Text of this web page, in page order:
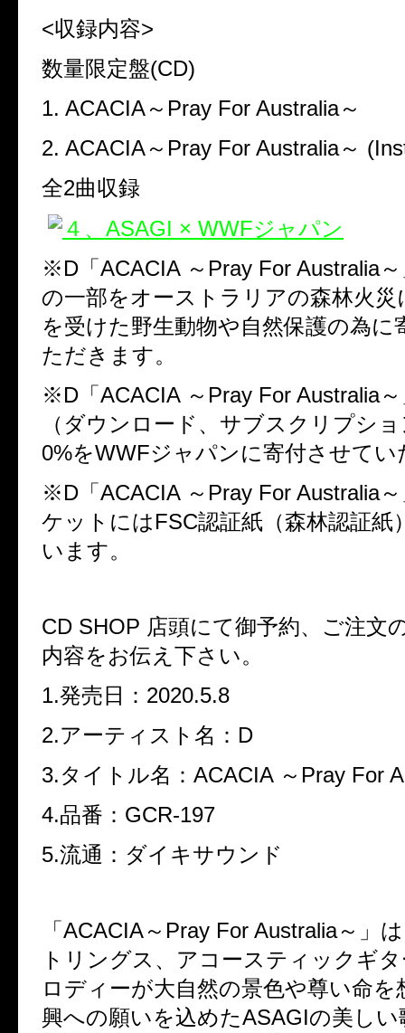
<収録内容>
数量限定盤(CD)
1. ACACIA～ Pray For Australia～
2. ACACIA～ Pray For Australia～
全2曲収録
※D「ACACIA ～Pray For Australia
の一部をオーストラリアの森林火災
を受けた野生動物や自然保護の為に
ただきます。
※D「ACACIA ～Pray For Australia
（ダウンロード、サブスクリプシ
0%をWWFジャパンに寄付させて
※D「ACACIA ～Pray For Australia
ケットにはFSC認証紙（森林認証紙
います。
CD SHOP 店頭にて御予約、ご注文
内容をお伝え下さい。
1.発売日：2020.5.8
2.アーティスト名：D
3.タイトル名：ACACIA ～Pray For
4.品番：GCR-197
5.流通：ダイキサウンド
「ACACIA～Pray For Australia～」
トリングス、アコースティックギ
ロディーが大自然の景色や尊い命を
興への願いを込めたASAGIの美し